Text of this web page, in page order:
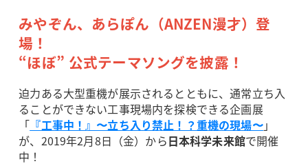
みやぞん、あらぽん（ANZEN漫才）登
場！
“ほぼ” 公式テーマソングを披露！
迫力ある大型重機が展示されるとともに、通常立ち入
ることができない工事現場内を探検できる企画展
「 『工事中！』〜立ち入り禁止！？重機の現場〜」
が、2019年2月8日（金）から日本科学未来館で開催
中！